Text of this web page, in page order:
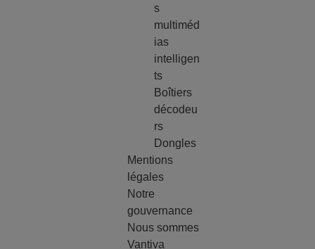
s
multiméd
ias
intelligen
ts
Boîtiers
décodeu
rs
Dongles
Mentions
légales
Notre
gouvernance
Nous sommes
Vantiva